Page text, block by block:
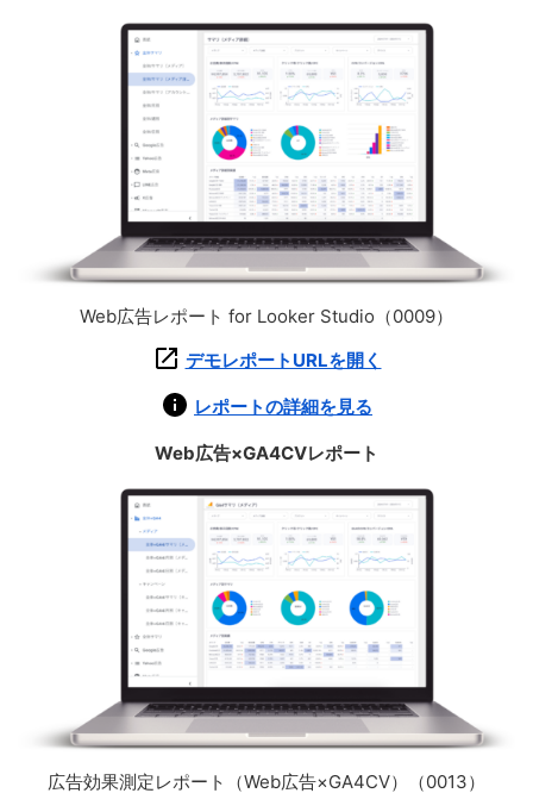
Web広告レポート for Looker Studio（0009）
デモレポートURLを開く
レポートの詳細を見る
Web広告×GA4CVレポート
広告効果測定レポート（Web広告×GA4CV）（0013）